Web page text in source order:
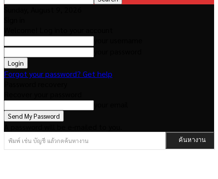
Forgot your password? Get help
พิมพ์ เช่น บัญชี แล้วกดค้นหางาน ค้นหางาน